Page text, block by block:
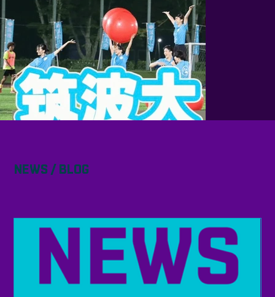
NEWS / BLOG